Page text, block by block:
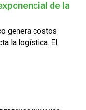
de la
genera costos
la logística. El